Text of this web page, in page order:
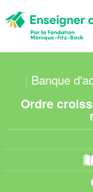
| Banque
Ordre